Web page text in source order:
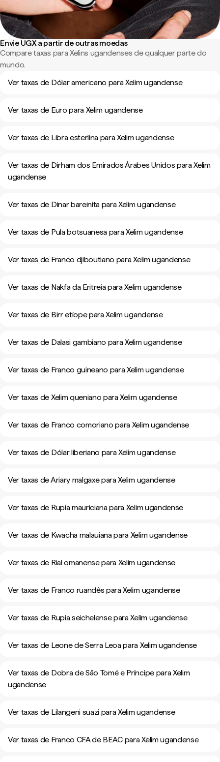
Envie UGX a partir de outras moedas
Compare taxas para Xelins ugandenses de qualquer parte do
mundo.
Ver taxas de Dólar americano para Xelim ugandense
Ver taxas de Euro para Xelim ugandense
Ver taxas de Libra esterlina para Xelim ugandense
Ver taxas de Dirham dos Emirados Árabes Unidos para Xelim
ugandense
Ver taxas de Dinar bareinita para Xelim ugandense
Ver taxas de Pula botsuanesa para Xelim ugandense
Ver taxas de Franco djiboutiano para Xelim ugandense
Ver taxas de Nakfa da Eritreia para Xelim ugandense
Ver taxas de Birr etíope para Xelim ugandense
Ver taxas de Dalasi gambiano para Xelim ugandense
Ver taxas de Franco guineano para Xelim ugandense
Ver taxas de Xelim queniano para Xelim ugandense
Ver taxas de Franco comoriano para Xelim ugandense
Ver taxas de Dólar liberiano para Xelim ugandense
Ver taxas de Ariary malgaxe para Xelim ugandense
Ver taxas de Rupia mauriciana para Xelim ugandense
Ver taxas de Kwacha malauiana para Xelim ugandense
Ver taxas de Rial omanense para Xelim ugandense
Ver taxas de Franco ruandês para Xelim ugandense
Ver taxas de Rupia seichelense para Xelim ugandense
Ver taxas de Leone de Serra Leoa para Xelim ugandense
Ver taxas de Dobra de São Tomé e Príncipe para Xelim
ugandense
Ver taxas de Lilangeni suazi para Xelim ugandense
Ver taxas de Franco CFA de BEAC para Xelim ugandense